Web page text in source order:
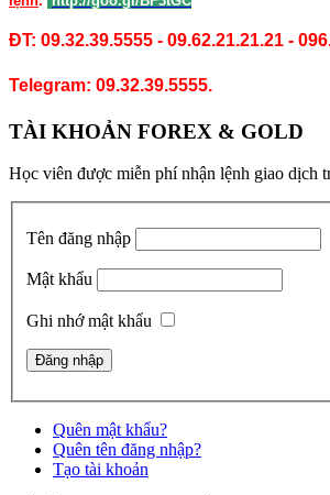
ĐT: 09.32.39.5555 - 09.62.21.21.21 -
Telegram: 09.32.39.5555.
TÀI KHOẢN FOREX & GOLD
Học viên được miễn phí nhận lệnh giao dịch
Tên đăng nhập
Mật khẩu
Ghi nhớ mật khẩu
Quên mật khẩu?
Quên tên đăng nhập?
Tạo tài khoản